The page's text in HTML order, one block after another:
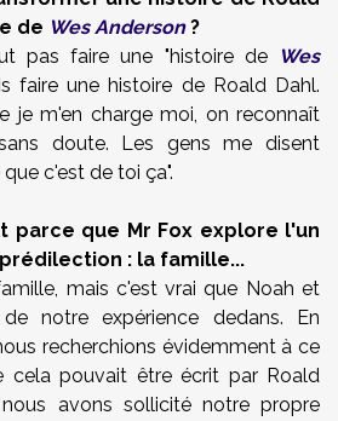
de Wes Anderson?
pas faire une "histoire de
Wes
faire une histoire de Roald Dahl.
je m'en charge moi, on reconnaît
doute. Les gens me disent
c'est de toi ça".
parce que Mr Fox explore l'un
: la famille...
mais c'est vrai que Noah et
notre expérience dedans. En
recherchions évidemment à ce
cela pouvait être écrit par Roald
avons sollicité notre propre